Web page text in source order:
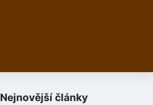
Nejnovější články